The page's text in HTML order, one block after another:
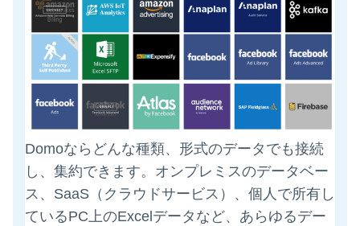
Domoならどんな種類、形式のデータでも接続
し、集約できます。オンプレミスのデータベー
ス、SaaS（クラウドサービス）、個人で所有し
ているPC上のExcelデータなど、あらゆるデー